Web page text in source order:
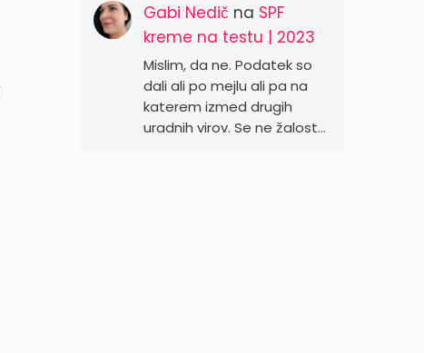
Gabi Nedič na SPF
kreme na testu | 2023
Mislim, da ne. Podatek so
dali ali po mejlu ali pa na
katerem izmed drugih
uradnih virov. Se ne žalost…